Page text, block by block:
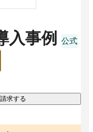
入事例
求する